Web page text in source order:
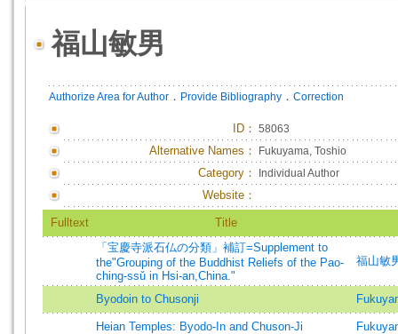
福山敏男
Authorize Area for Author ． Provide Bibliography ． Correction
ID ： 58063
Alternative Names： Fukuyama, Toshio
Category： Individual Author
Website：
Fulltext
Title
「宝慶寺派石仏の分類」補訂=Supplement to
the"Grouping of the Buddhist Reliefs of the Pao-
ching-ssǔ in Hsi-an,China."
福山敏
Byodoin to Chusonji
Heian Temples: Byodo-In and Chuson-Ji